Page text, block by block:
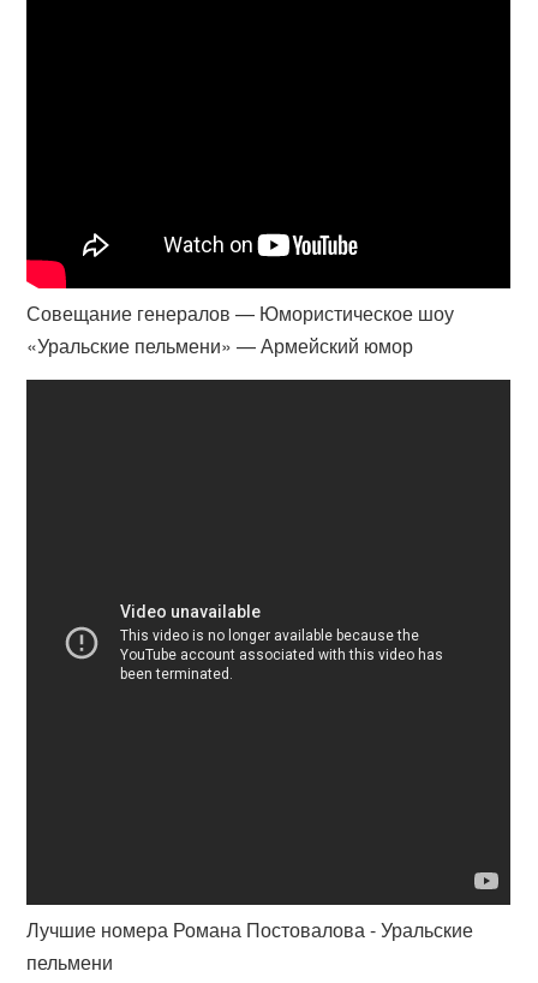
Совещание генералов — Юмористическое шоу
«Уральские пельмени» — Армейский юмор
Лучшие номера Романа Постовалова - Уральские
пельмени